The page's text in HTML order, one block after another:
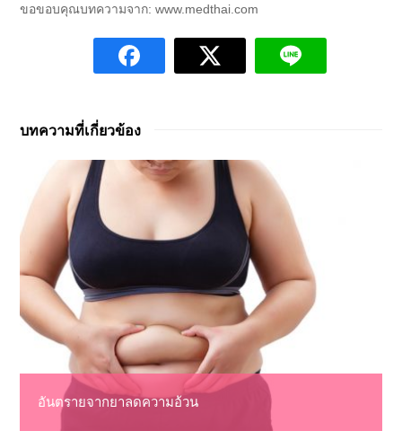
ขอขอบคุณบทความจาก: www.medthai.com
บทความที่เกี่ยวข้อง
อันตรายจากยาลดความอ้วน